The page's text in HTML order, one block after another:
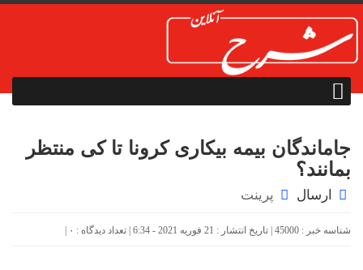
جاماندگان بیمه بیکاری کرونا تا کی منتظر
بمانند؟
ارسال پرینت
شناسه خبر : 45000 | تاریخ انتشار : 21 فوریه 2021 - 6:34 | تعداد دیدگاه : ۰